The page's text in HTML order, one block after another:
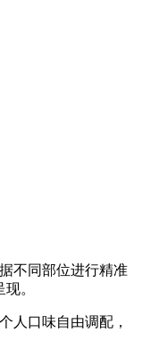
不同部位进行精准
。
人口味自由调配，